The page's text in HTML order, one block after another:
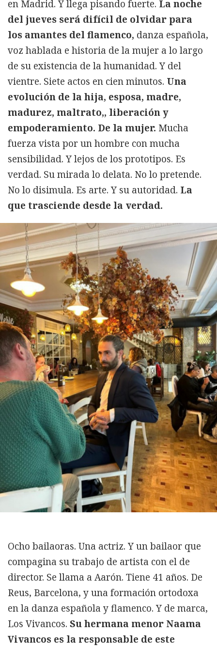
en Madrid. Y llega pisando fuerte. La noche
del jueves será difícil de olvidar para
los amantes del flamenco, danza española,
voz hablada e historia de la mujer a lo largo
de su existencia de la humanidad. Y del
vientre. Siete actos en cien minutos. Una
evolución de la hija, esposa, madre,
madurez, maltrato,, liberación y
empoderamiento. De la mujer. Mucha
fuerza vista por un hombre con mucha
sensibilidad. Y lejos de los prototipos. Es
verdad. Su mirada lo delata. No lo pretende.
No lo disimula. Es arte. Y su autoridad. La
que trasciende desde la verdad.
Ocho bailaoras. Una actriz. Y un bailaor que
compagina su trabajo de artista con el de
director. Se llama a Aarón. Tiene 41 años. De
Reus, Barcelona, y una formación ortodoxa
en la danza española y flamenco. Y de marca,
Los Vivancos. Su hermana menor Naama
Vivancos es la responsable de este